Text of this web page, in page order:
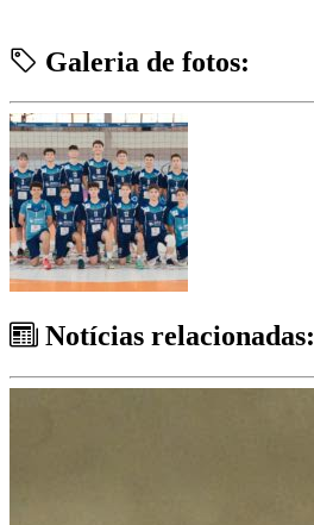
Galeria de fotos:
Notícias relacionadas: